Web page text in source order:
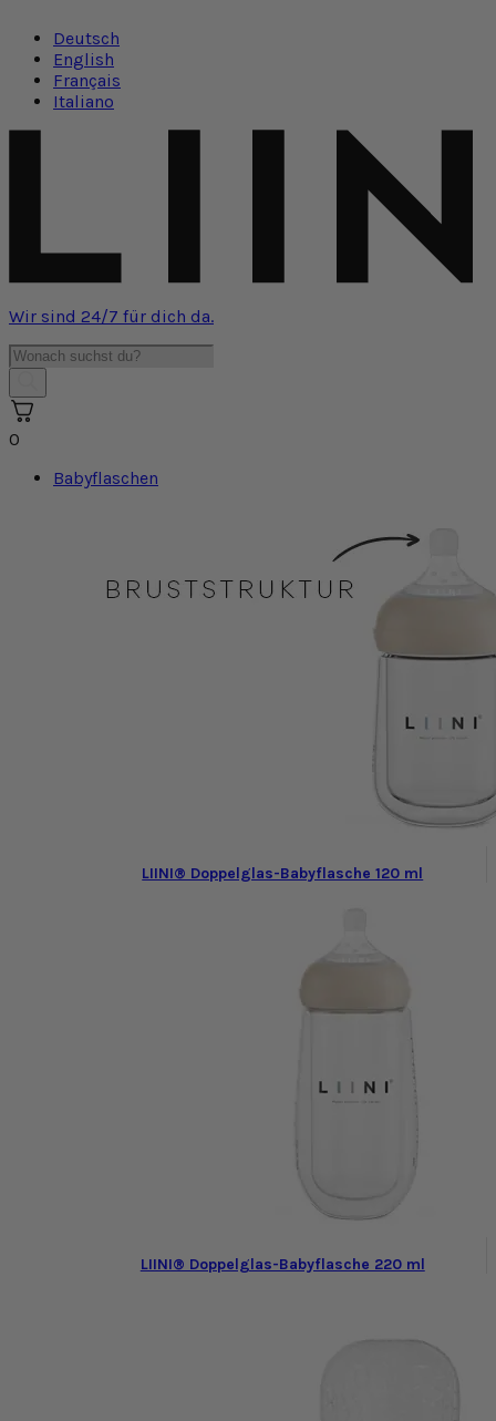
Deutsch
English
Français
Italiano
Wir sind 24/7 für dich da.
Products
search
0
Babyflaschen
LIINI® Doppelglas-Babyflasche 120 ml
LIINI® Doppelglas-Babyflasche 220 ml